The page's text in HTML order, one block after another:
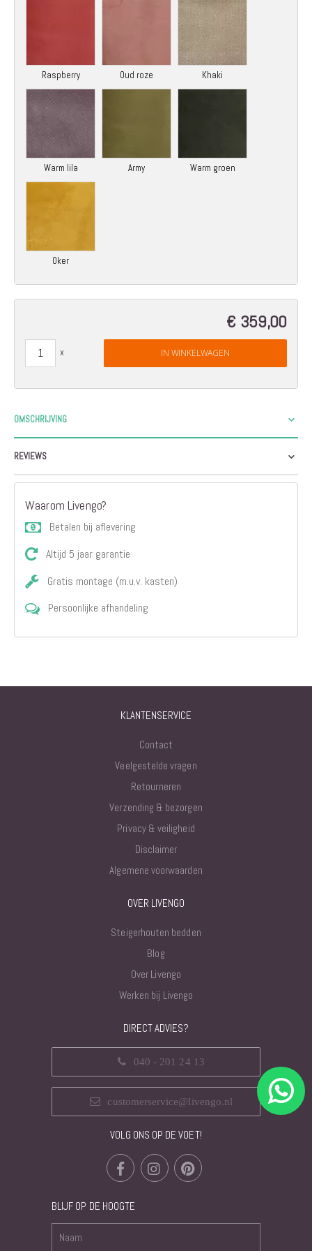
Raspberry Oud roze Khaki
Warm lila Army Warm groen
Oker
€ 359,00
IN WINKELWAGEN
OMSCHRIJVING
REVIEWS
Waarom Livengo?
Betalen bij aflevering
Altijd 5 jaar garantie
Gratis montage (m.u.v. kasten)
Persoonlijke afhandeling
KLANTENSERVICE
Contact
Veelgestelde vragen
Retourneren
Verzending & bezorgen
Privacy & veiligheid
Disclaimer
Algemene voorwaarden
OVER LIVENGO
Steigerhouten bedden
Blog
Over Livengo
Werken bij Livengo
DIRECT ADVIES?
040 - 201 24 13
customerservice@livengo.nl
VOLG ONS OP DE VOET!
BLIJF OP DE HOOGTE